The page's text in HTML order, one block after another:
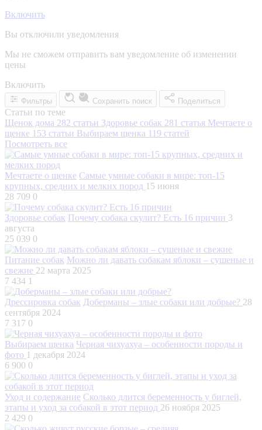
Включить
Вы отключили уведомления
Мы не сможем отправить вам уведомление об изменении
цены
Включить
Фильтры Сохранить поиск Поделиться
Статьи по теме
Щенок дома 282 статьи Здоровье собак 281 статья Мечтаете о
щенке 153 статьи Выбираем щенка 119 статей
Посмотреть все
Мечтаете о щенке Самые умные собаки в мире: топ-15
крупных, средних и мелких пород 15 июня
28 709 0
Здоровье собак Почему собака скулит? Есть 16 причин 3
августа
25 039 0
Питание собак Можно ли давать собакам яблоки – сушеные и
свежие 22 марта 2025
7 434 1
Дрессировка собак Доберманы – злые собаки или добрые? 28
сентября 2024
7 317 0
Выбираем щенка Черная чихуахуа – особенности породы и
фото 1 декабря 2024
6 900 0
Уход и содержание Сколько длится беременность у биглей,
этапы и уход за собакой в этот период 26 ноября 2025
2 429 0